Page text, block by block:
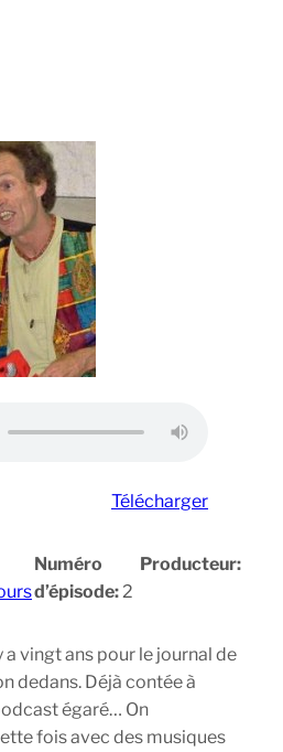
Télécharger
Numéro
d’épisode:2
Producteur:
a vingt ans pour le journal de
dedans. Déjà contée à
égaré… On
fois avec des musiques